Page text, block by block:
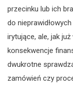
przecinku lub ich
do
irytujące, ale, jak
konsekwencje
dwukrotne
zamówień czy